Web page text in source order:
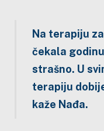
Na terapiju
čekala
strašno. U
terapiju
kaže Nađa.